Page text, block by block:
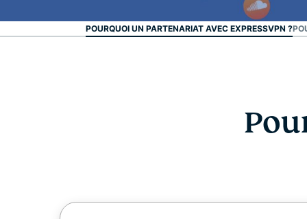
POURQUOI UN PARTENARIAT AVEC EXPRESSVPN ?